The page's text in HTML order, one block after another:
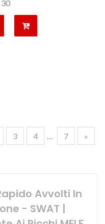
3 4 7 »
Avvolti In
- SWAT |